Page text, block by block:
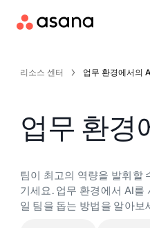
리소스 센터 업무 환경에서의
업무 환경
팀이 최고의 역량을 발휘할
기세요. 업무 환경에서 AI를
일 팀을 돕는 방법을 알아보